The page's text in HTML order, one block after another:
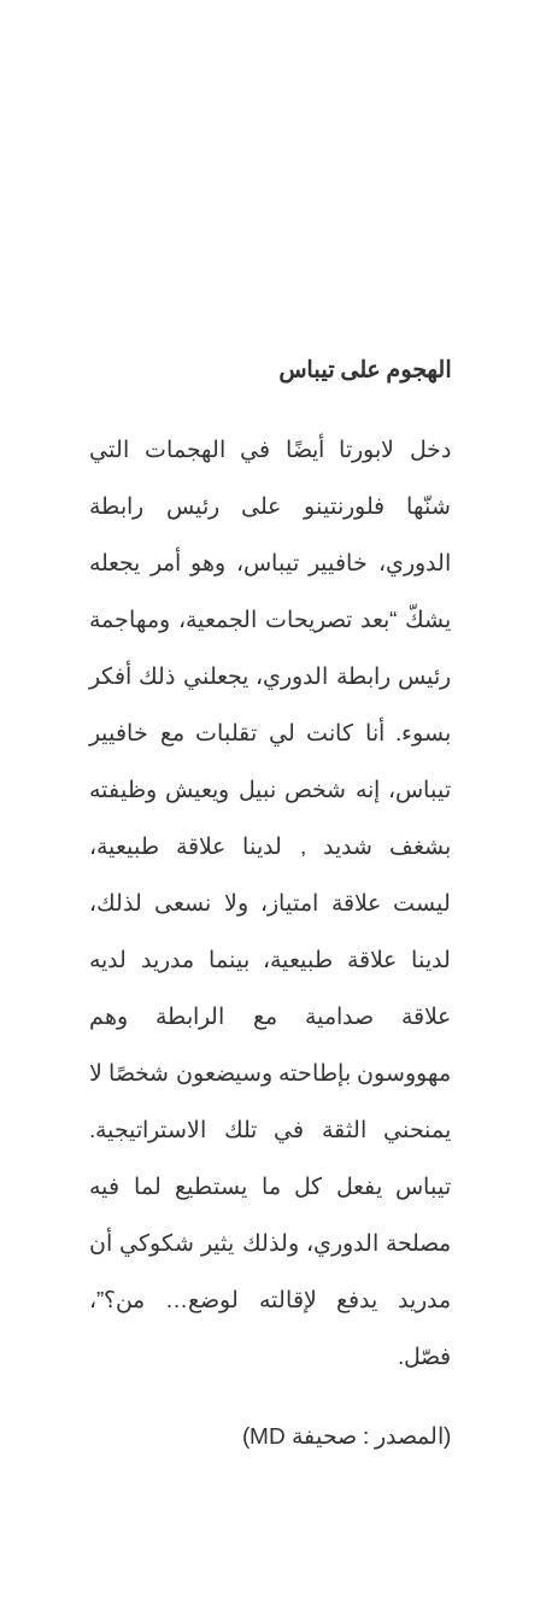
الهجوم على تيباس
دخل لابورتا أيضًا في الهجمات التي
شنّها فلورنتينو على رئيس رابطة
الدوري، خافيير تيباس، وهو أمر يجعله
يشكّ “بعد تصريحات الجمعية، ومهاجمة
رئيس رابطة الدوري، يجعلني ذلك أفكر
بسوء. أنا كانت لي تقلبات مع خافيير
تيباس، إنه شخص نبيل ويعيش وظيفته
بشغف شديد , لدينا علاقة طبيعية،
ليست علاقة امتياز، ولا نسعى لذلك،
لدينا علاقة طبيعية، بينما مدريد لديه
علاقة صدامية مع الرابطة وهم
مهووسون بإطاحته وسيضعون شخصًا لا
يمنحني الثقة في تلك الاستراتيجية.
تيباس يفعل كل ما يستطيع لما فيه
مصلحة الدوري، ولذلك يثير شكوكي أن
مدريد يدفع لإقالته لوضع… من؟”،
فصّل.
(المصدر : صحيفة MD)